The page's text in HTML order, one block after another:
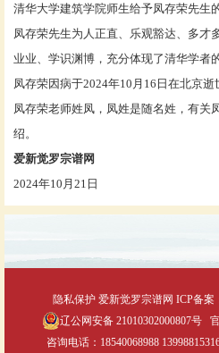
清华大学建筑学院师生给予凤存荣先生
凤存荣先生为人正直、乐观豁达、多才
业业、学识渊博，充分体现了清华学者
凤存荣因病于2024年10月16日在北京逝
凤存荣老师姓凤，凤姓是随名姓，有关
绍。
爱新觉罗宗谱网
2024年10月21日
隐私保护 爱新觉罗宗谱网 ICP备案
辽公网安备 21010302000807号官
咨询电话：18540068988